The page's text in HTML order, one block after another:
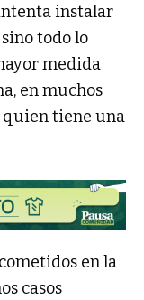
instalar
todo lo
medida
en muchos
quien tiene una
en la
casos